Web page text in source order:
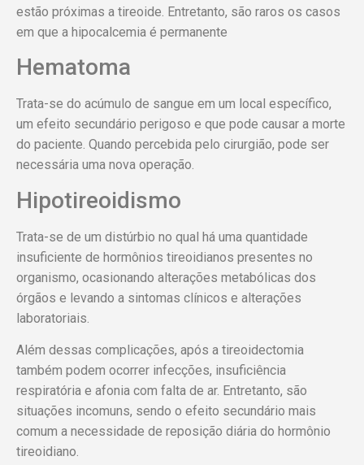
estão próximas a tireoide. Entretanto, são raros os casos
em que a hipocalcemia é permanente
Hematoma
Trata-se do acúmulo de sangue em um local específico,
um efeito secundário perigoso e que pode causar a morte
do paciente. Quando percebida pelo cirurgião, pode ser
necessária uma nova operação.
Hipotireoidismo
Trata-se de um distúrbio no qual há uma quantidade
insuficiente de hormônios tireoidianos presentes no
organismo, ocasionando alterações metabólicas dos
órgãos e levando a sintomas clínicos e alterações
laboratoriais.
Além dessas complicações, após a tireoidectomia
também podem ocorrer infecções, insuficiência
respiratória e afonia com falta de ar. Entretanto, são
situações incomuns, sendo o efeito secundário mais
comum a necessidade de reposição diária do hormônio
tireoidiano.